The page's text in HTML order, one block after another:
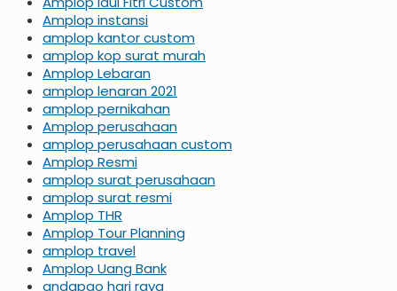
Amplop instansi
amplop kantor custom
amplop kop surat murah
Amplop Lebaran
amplop lenaran 2021
amplop pernikahan
Amplop perusahaan
amplop perusahaan custom
Amplop Resmi
amplop surat perusahaan
amplop surat resmi
Amplop THR
Amplop Tour Planning
amplop travel
Amplop Uang Bank
andgpao hari raya